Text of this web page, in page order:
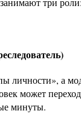
личности», а
может
минуты.